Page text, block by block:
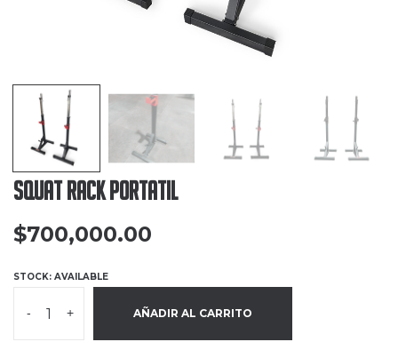
Squat Rack Portatil
$700,000.00
STOCK: AVAILABLE
- + AÑADIR AL CARRITO